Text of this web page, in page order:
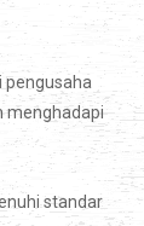
pengusaha
menghadapi
standar